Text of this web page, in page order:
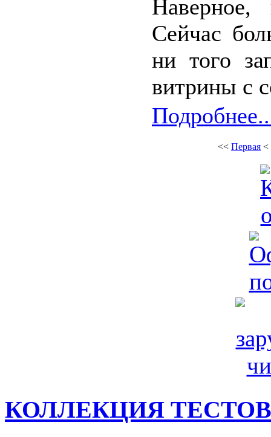
Наверное,
Сейчас
ни того
витрины с
<< Первая <
КОЛЛЕКЦИЯ ТЕСТОВ